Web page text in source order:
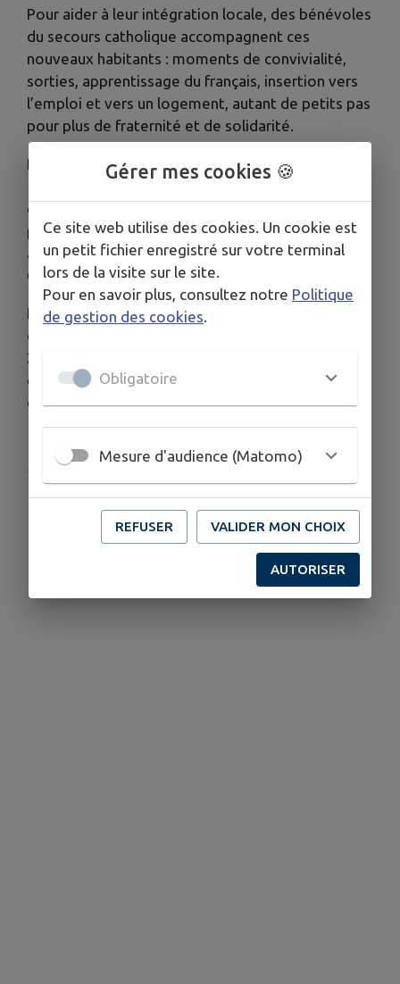
Pour aider à leur intégration locale, des bénévoles
du secours catholique accompagnent ces
nouveaux habitants : moments de convivialité,
sorties, apprentissage du français, insertion vers
l’emploi et vers un logement, autant de petits pas
pour plus de fraternité et de solidarité.
La « Soirée au clocher » du jeudi 18 decembre, à
demandeurs d'asile à travers un petit film réalisé
par les bénévoles, et nous pourrons échanger
avec des membres de l'équipe du Secours
Catholique.
Rendez-vous donc dans la salle à côté de l’église
de St Baldoph, jeudi 18 décembre, de 18h30 à
20h, pour cette dernière soirée de l’année 2025,
qui débutera, comme d’habitude, avec un apéritif
convivial !
Publié par Emmanuel de Guillebon
Gérer mes cookies 🍪
Ce site web utilise des cookies. Un cookie est
un petit fichier enregistré sur votre terminal
lors de la visite sur le site.
Pour en savoir plus, consultez notre Politique
de gestion des cookies.
Obligatoire
Mesure d'audience (Matomo)
REFUSER VALIDER MON CHOIX
AUTORISER